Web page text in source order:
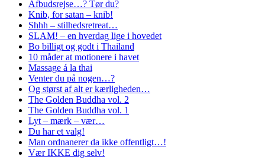
Afbudsrejse…? Tør du?
Knib, for satan – knib!
Shhh – stilhedsretreat…
SLAM! – en hverdag lige i hovedet
Bo billigt og godt i Thailand
10 måder at motionere i havet
Massage á la thai
Venter du på nogen…?
Og størst af alt er kærligheden…
The Golden Buddha vol. 2
The Golden Buddha vol. 1
Lyt – mærk – vær…
Du har et valg!
Man ordnanerer da ikke offentligt…!
Vær IKKE dig selv!